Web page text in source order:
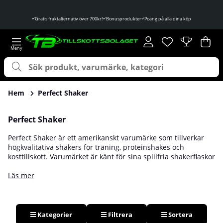
Gratis fraktalternativ över 700kr! Bonusprodukter Poäng på alla dina köp
Önskelista
Antal i
. .
Hem Perfect Shaker
Perfect Shaker
Perfect Shaker är ett amerikanskt varumärke som tillverkar
högkvalitativa shakers för träning, proteinshakes och
kosttillskott. Varumärket är känt för sina spillfria shakerflaskor
Hos Tillskottsbolaget hittar du flera olika modeller och
Spillfria shakers för protein, PWO och
kosttillskott
Läs mer
Kategorier Filtrera Sortera